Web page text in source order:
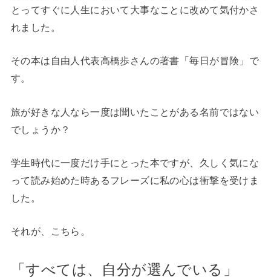
とってすぐに人生において大事なことに改めて気付かさ
れました。
その本は自由人代表高橋歩さんの著書「毎日が冒険」で
す。
旅が好きな人なら一度は聞いたことがある名前ではない
でしょうか？
学生時代に一度だけ手にとった本ですが、久しく気にな
って読み始めた時あるフレーズに私の心は衝撃を受けま
した。
それが、こちら。
「すべては、自分が選んでいる」